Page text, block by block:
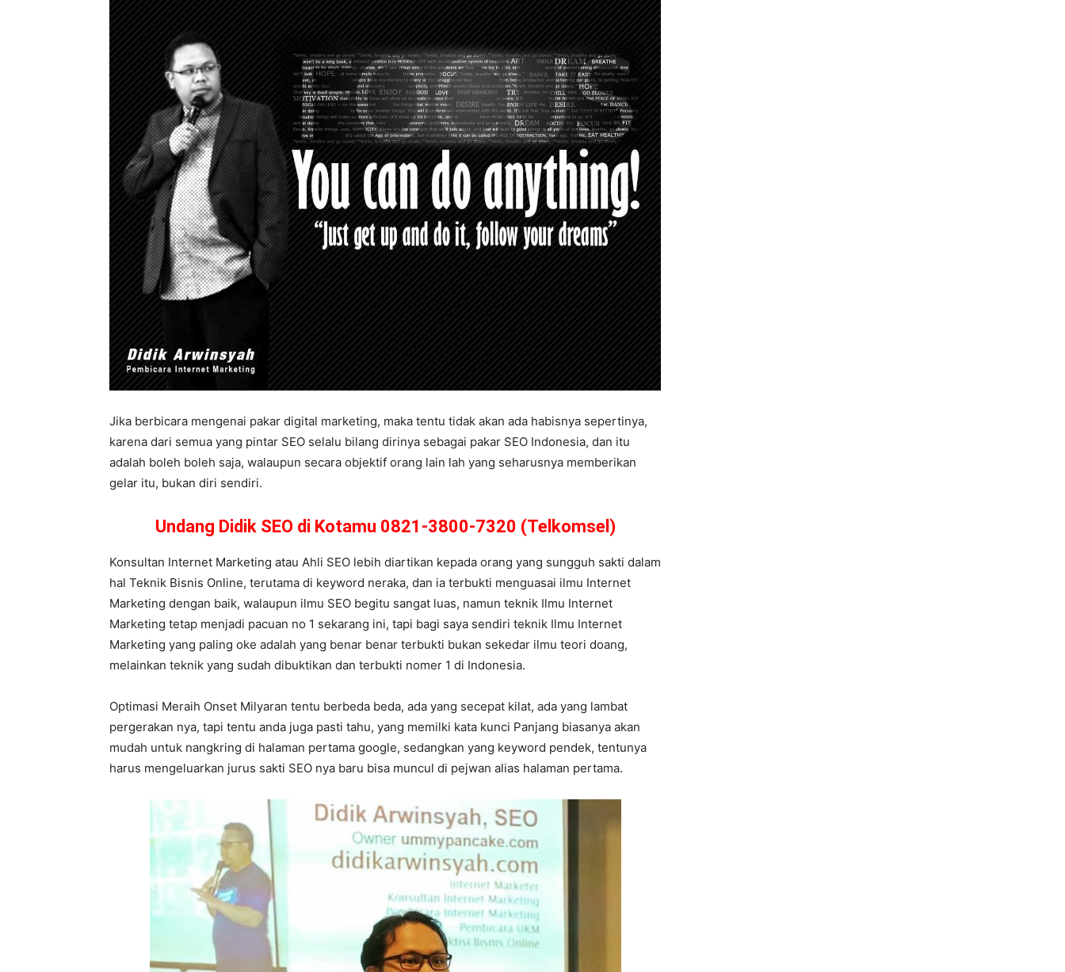
Jika berbicara mengenai pakar digital marketing, maka tentu tidak akan ada habisnya sepertinya,
karena dari semua yang pintar SEO selalu bilang dirinya sebagai pakar SEO Indonesia, dan itu
adalah boleh boleh saja, walaupun secara objektif orang lain lah yang seharusnya memberikan
gelar itu, bukan diri sendiri.
Undang Didik SEO di Kotamu 0821-3800-7320 (Telkomsel)
Konsultan Internet Marketing atau Ahli SEO lebih diartikan kepada orang yang sungguh sakti dalam
hal Teknik Bisnis Online, terutama di keyword neraka, dan ia terbukti menguasai ilmu Internet
Marketing dengan baik, walaupun ilmu SEO begitu sangat luas, namun teknik Ilmu Internet
Marketing tetap menjadi pacuan no 1 sekarang ini, tapi bagi saya sendiri teknik Ilmu Internet
Marketing yang paling oke adalah yang benar benar terbukti bukan sekedar ilmu teori doang,
melainkan teknik yang sudah dibuktikan dan terbukti nomer 1 di Indonesia.
Optimasi Meraih Onset Milyaran tentu berbeda beda, ada yang secepat kilat, ada yang lambat
pergerakan nya, tapi tentu anda juga pasti tahu, yang memilki kata kunci Panjang biasanya akan
mudah untuk nangkring di halaman pertama google, sedangkan yang keyword pendek, tentunya
harus mengeluarkan jurus sakti SEO nya baru bisa muncul di pejwan alias halaman pertama.